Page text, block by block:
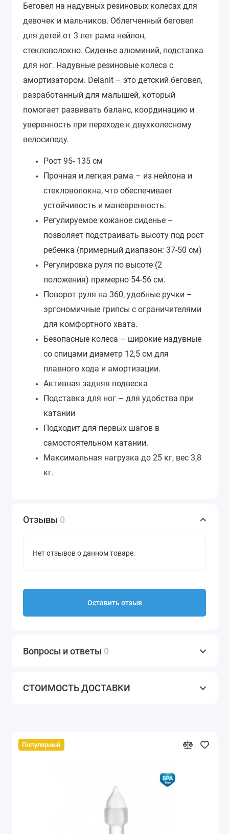
Беговел на надувных резиновых колесах для
девочек и мальчиков. Облегченный беговел
для детей от 3 лет рама нейлон,
стекловолокно. Сиденье алюминий, подставка
для ног. Надувные резиновые колеса с
амортизатором. Delanit – это детский беговел,
разработанный для малышей, который
помогает развивать баланс, координацию и
уверенность при переходе к двухколесному
велосипеду.
Рост 95- 135 см
Прочная и легкая рама – из нейлона и
стекловолокна, что обеспечивает
устойчивость и маневренность.
Регулируемое кожаное сиденье –
позволяет подстраивать высоту под рост
ребенка (примерный диапазон: 37-50 см)
Регулировка руля по высоте (2
положения) примерно 54-56 см.
Поворот руля на 360, удобные ручки –
эргономичные грипсы с ограничителями
для комфортного хвата.
Безопасные колеса – широкие надувные
со спицами диаметр 12,5 см для
плавного хода и амортизации.
Активная задняя подвеска
Подставка для ног – для удобства при
катании
Подходит для первых шагов в
самостоятельном катании.
Максимальная нагрузка до 25 кг, вес 3,8
кг.
Отзывы 0
Нет отзывов о данном товаре.
Оставить отзыв
Вопросы и ответы 0
СТОИМОСТЬ ДОСТАВКИ
Популярный